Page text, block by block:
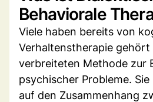
Behaviorale
Viele haben bereits von
Verhaltenstherapie gehört
verbreiteten Methode zur
psychischer Probleme.
auf den Zusammenhang